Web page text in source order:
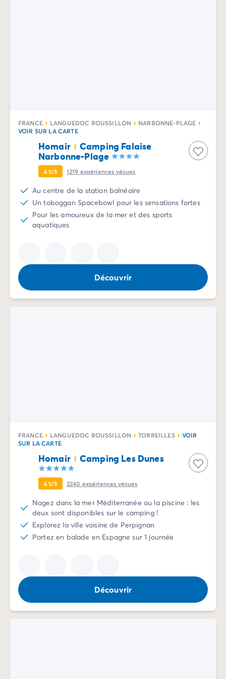
FRANCE LANGUEDOC ROUSSILLON
NARBONNE-PLAGE
VOIR SUR LA CARTE
Homair
Camping Falaise
Narbonne-Plage
4.1/5 1219 expériences vécues
Au centre de la station balnéaire
Un toboggan Spacebowl pour les sensations fortes
Pour les amoureux de la mer et des sports
aquatiques
Découvrir
FRANCE LANGUEDOC ROUSSILLON TORREILLES
VOIR
SUR LA CARTE
Homair Camping Les Dunes
4.1/5 2240 expériences vécues
Nagez dans la mer Méditerranée ou la piscine : les
deux sont disponibles sur le camping !
Explorez la ville voisine de Perpignan
Partez en balade en Espagne sur 1 journée
Découvrir